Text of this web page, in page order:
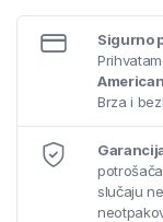
Sigurno
Brza i
slučaju